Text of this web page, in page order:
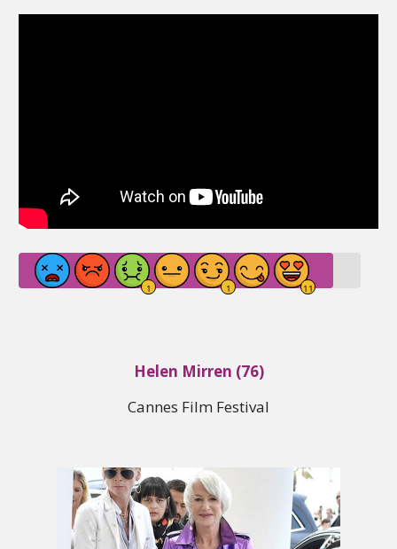
Helen Mirren (76)
Cannes Film Festival